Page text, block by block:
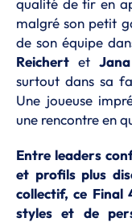
qualité de tir en
malgré son petit
de son équipe
Reichert etJana
surtout dans sa
Une joueuse
une rencontre en
Entre leaders
et profils plus
collectif, ce Final
styles et de